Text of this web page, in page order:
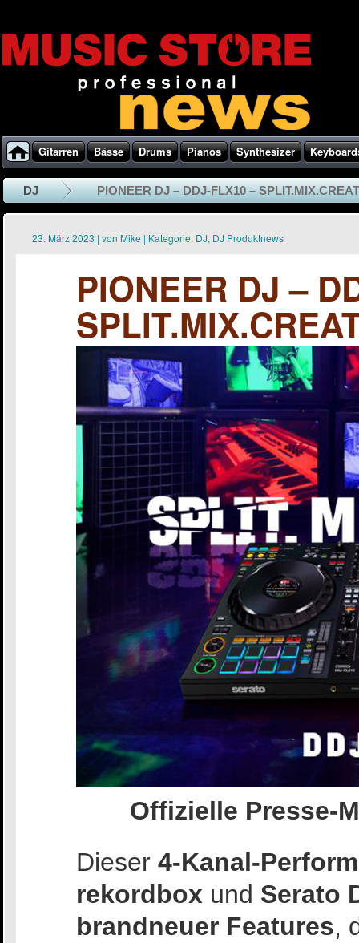
Gitarren Bässe Drums Pianos Synthesizer
DJ PIONEER DJ – DDJ-FLX10 –
23. März 2023 | von Mike | Kategorie: DJ, DJ Produktnews
PIONEER DJ –
Offizielle Presse-
Dieser 4-Kanal-
rekordbox und Serato
brandneuer Features,